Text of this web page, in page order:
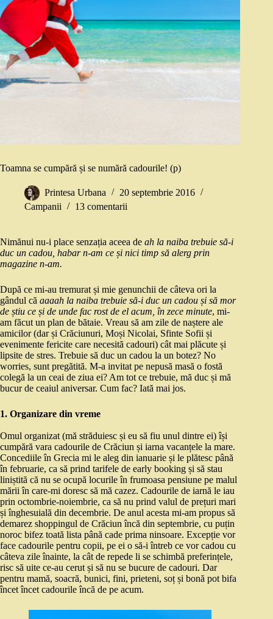
Toamna se cumpără și se numără cadourile! (p)
Printesa Urbana
20 septembrie 2016
Campanii
13 comentarii
Nimănui nu-i place senzația aceea de ah la naiba trebuie să-i
duc un cadou, habar n-am ce și nici timp să alerg prin
magazine n-am.
După ce mi-au tremurat și mie genunchii de câteva ori la
gândul că aaaah la naiba trebuie să-i duc un cadou și să mor
de știu ce și de unde fac rost de el acum, în zece minute, mi-
am făcut un plan de bătaie. Vreau să am zile de naștere ale
amicilor (dar și Crăciunuri, Moși Nicolai, Sfinte Sofii și
evenimente fericite care necesită cadouri) cât mai plăcute și
lipsite de stres. Trebuie să duc un cadou la un botez? No
worries, sunt pregătită. M-a invitat pe nepusă masă o fostă
colegă la un ceai de ziua ei? Am tot ce trebuie, mă duc și mă
bucur de ceaiul aniversar. Cum fac? Iată mai jos.
1. Organizare din vreme
Omul organizat (mă străduiesc și eu să fiu unul dintre ei) își
cumpără vara cadourile de Crăciun și iarna vacanțele la mare.
Concediile în Grecia mi le aleg din ianuarie și le plătesc până
în februarie, ca să prind tarifele de early booking și să stau
liniștită că nu se ocupă locurile în frumoasa pensiune pe malul
mării în care-mi doresc să mă cazez. Cadourile de iarnă le iau
prin octombrie-noiembrie, ca să nu prind valul de prețuri mari
și înghesuială din decembrie. De anul acesta mi-am propus să
demarez shoppingul de Crăciun încă din septembrie, cu puțin
noroc bifez toată lista până cade prima ninsoare. Excepție vor
face cadourile pentru copii, pe ei o să-i întreb ce vor cadou cu
câteva zile înainte, la cât de repede li se schimbă preferințele,
risc să uite ce-au cerut și să nu se bucure de cadouri. Dar
pentru mamă, soacră, bunici, fini, prieteni, soț și bonă pot bifa
încet încet cadourile încă de pe acum.